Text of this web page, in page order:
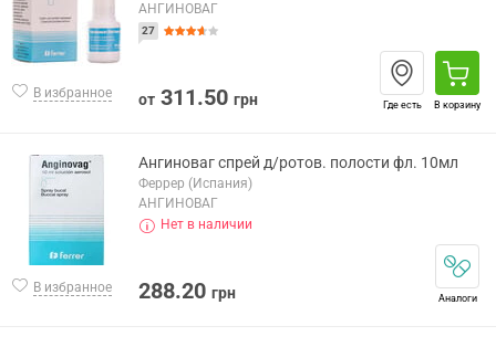
В избранное
АНГИНОВАГ
27
от 311.50 грн Где есть В корзину
В избранное
Ангиноваг спрей д/ротов. полости фл. 10мл
Феррер (Испания)
АНГИНОВАГ
Нет в наличии
288.20 грн Аналоги